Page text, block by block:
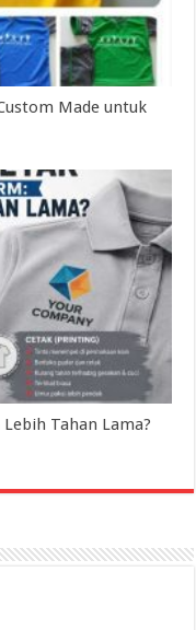
Made untuk
Tahan Lama?